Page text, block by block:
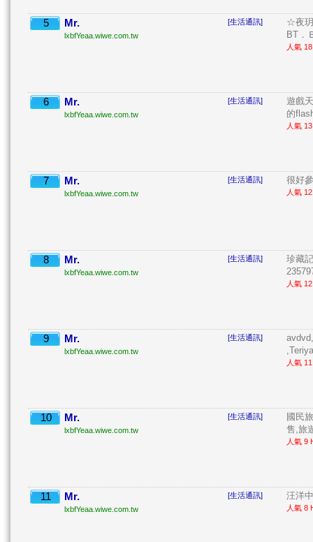
5 Mr.
lxbfYeaa.wiwe.com.tw
[生活通訊]
☆夜玥
BT．
人氣
6 Mr.
lxbfYeaa.wiwe.com.tw
[生活通訊]
遊戲
的
人氣
7 Mr.
lxbfYeaa.wiwe.com.tw
[生活通訊] 很好
人氣
8 Mr.
lxbfYeaa.wiwe.com.tw
[生活通訊]
珍藏
人氣
9 Mr.
lxbfYeaa.wiwe.com.tw
[生活通訊]
人氣
10 Mr.
lxbfYeaa.wiwe.com.tw
[生活通訊]
國民
售,旅
人氣 9
11 Mr.
lxbfYeaa.wiwe.com.tw
[生活通訊] 汪洋
人氣 8